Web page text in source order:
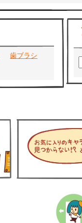
歯ブラシ